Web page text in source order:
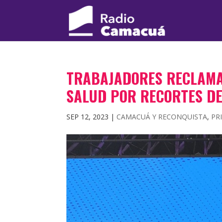
TRABAJADORES
SALUD POR RECORTES
SEP 12, 2023 | CAMACUÁ Y RECONQUISTA,